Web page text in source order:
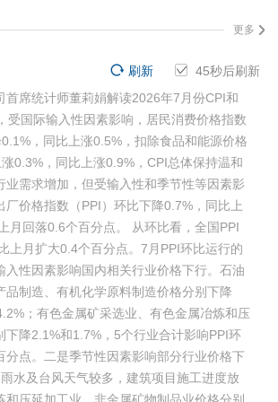
更多
44秒后刷新
刷新
首席统计师董莉娟解读2026年7月份CPI和
受国际输入性因素影响，居民消费价格指数
0.1%，同比上涨0.5%，扣除食品和能源价格
0.3%，同比上涨0.9%，CPI总体保持温和
业需求增加，但受输入性和季节性等因素影
厂价格指数（PPI）环比下降0.7%，同比上
月回落0.6个百分点。 从环比看，全国PPI
上月扩大0.4个百分点。7月PPI环比运行的
入性因素影响国内相关行业价格下行。石油
品制造、有机化学原料制造价格分别下降
；有色金属矿采选业、有色金属冶炼和压
下降2.1%和1.7%，5个行业合计影响PPI环
分点。二是季节性因素影响部分行业价格下
水及台风天气较多，建筑项目施工进度放